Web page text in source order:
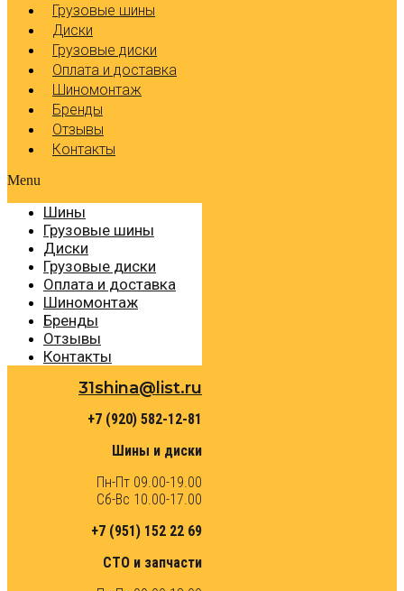
Грузовые шины
Диски
Грузовые диски
Оплата и доставка
Шиномонтаж
Бренды
Отзывы
Контакты
Menu
Шины
Грузовые шины
Диски
Грузовые диски
Оплата и доставка
Шиномонтаж
Бренды
Отзывы
Контакты
31shina@list.ru
+7 (920) 582-12-81
Шины и диски
Пн-Пт 09.00-19.00
Сб-Вс 10.00-17.00
+7 (951) 152 22 69
СТО и запчасти